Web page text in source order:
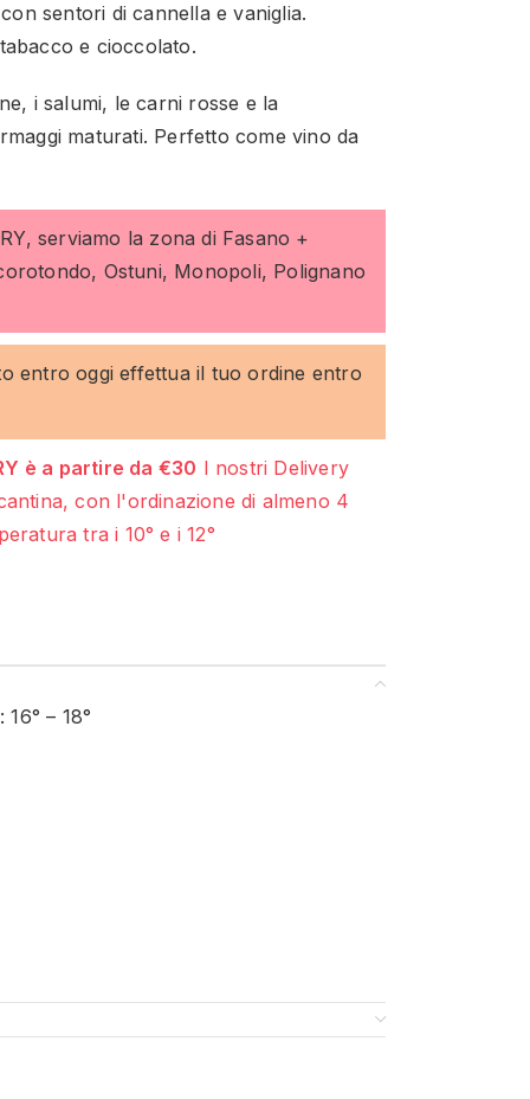
sentori di cannella e vaniglia.
e cioccolato.
i salumi, le carni rosse e la
maturati. Perfetto come vino da
serviamo la zona di Fasano +
Ostuni, Monopoli, Polignano
entro oggi effettua il tuo ordine entro
è a partire da €30 I nostri Delivery
con l'ordinazione di almeno 4
tra i 10° e i 12°
– 18°